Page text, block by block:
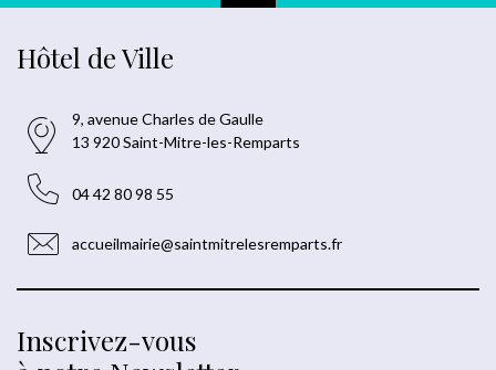
Hôtel de Ville
9, avenue Charles de Gaulle
13 920 Saint-Mitre-les-Remparts
04 42 80 98 55
accueilmairie@saintmitrelesremparts.fr
Inscrivez-vous